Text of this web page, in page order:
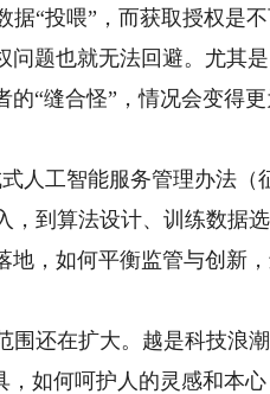
“投喂”，而获取授权是
问题也就无法回避。尤其
“缝合怪”，情况会变得
工智能服务管理办法（
到算法设计、训练数据
，如何平衡监管与创新
还在扩大。越是科技浪
如何呵护人的灵感和本